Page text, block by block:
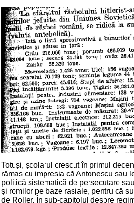
Totuși, școlarul crescut în primul
rămas cu impresia că Antonescu sau
politică sistematică de persecutare
și romilor pe baze rasiale, pentru că
de Roller. În sub-capitolul despre